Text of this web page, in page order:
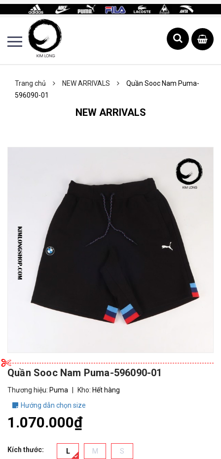
Trang chủ NEW ARRIVALS
Quần Sooc Nam Puma-
596090-01
NEW ARRIVALS
Quần Sooc Nam Puma-596090-01
Thương hiệu: Puma Kho: Hết hàng
Hướng dẫn chọn size
1.070.000₫
Kích thước: L M S